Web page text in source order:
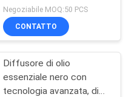
di
alimentazione 12V Super
silenzioso Rumore 32dba
Negoziabile MOQ:50 PCS
CONTATTO
Diffusore di olio
essenziale nero con
tecnologia avanzata, di